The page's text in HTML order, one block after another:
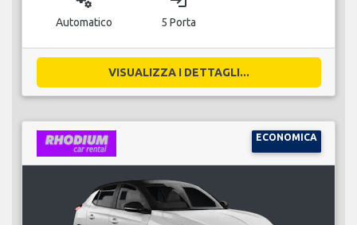
Automatico 5 Porta
VISUALIZZA I DETTAGLI...
ECONOMICA